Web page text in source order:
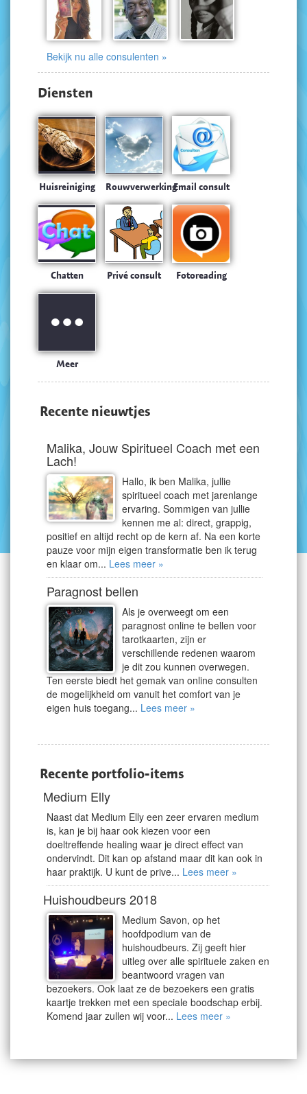
Bekijk nu alle consulenten »
Diensten
Huisreiniging RouwverwerkingEmail consult
Chatten Privé consult Fotoreading
Meer
Recente nieuwtjes
Malika, Jouw Spiritueel Coach met een
Lach!
Hallo, ik ben Malika, jullie
spiritueel coach met jarenlange
ervaring. Sommigen van jullie
kennen me al: direct, grappig,
positief en altijd recht op de kern af. Na een korte
pauze voor mijn eigen transformatie ben ik terug
en klaar om... Lees meer »
Paragnost bellen
Als je overweegt om een
paragnost online te bellen voor
tarotkaarten, zijn er
verschillende redenen waarom
je dit zou kunnen overwegen.
Ten eerste biedt het gemak van online consulten
de mogelijkheid om vanuit het comfort van je
eigen huis toegang... Lees meer »
Recente portfolio-items
Medium Elly
Naast dat Medium Elly een zeer ervaren medium
is, kan je bij haar ook kiezen voor een
doeltreffende healing waar je direct effect van
ondervindt. Dit kan op afstand maar dit kan ook in
haar praktijk. U kunt de prive... Lees meer »
Huishoudbeurs 2018
Medium Savon, op het
hoofdpodium van de
huishoudbeurs. Zij geeft hier
uitleg over alle spirituele zaken en
beantwoord vragen van
bezoekers. Ook laat ze de bezoekers een gratis
kaartje trekken met een speciale boodschap erbij.
Komend jaar zullen wij voor... Lees meer »